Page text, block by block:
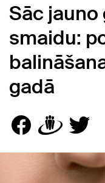
Sāc
smaidu:
gadā